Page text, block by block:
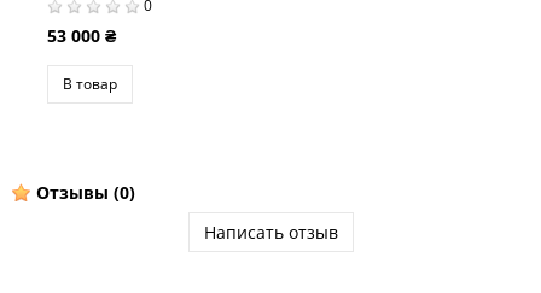
Отзывы (0)
Написать отзыв